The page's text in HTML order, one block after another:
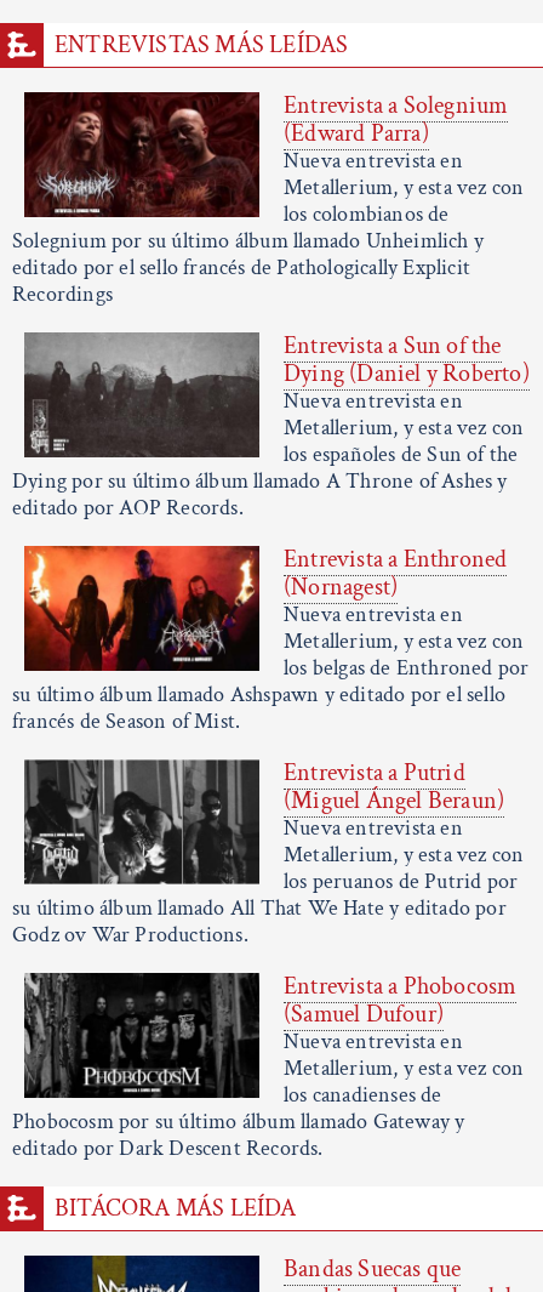
ENTREVISTAS MÁS LEÍDAS
Entrevista a Solegnium
(Edward Parra)
Nueva entrevista en
Metallerium, y esta vez con
los colombianos de
Solegnium por su último álbum llamado Unheimlich y
editado por el sello francés de Pathologically Explicit
Recordings
Entrevista a Sun of the
Dying (Daniel y Roberto)
Nueva entrevista en
Metallerium, y esta vez con
los españoles de Sun of the
Dying por su último álbum llamado A Throne of Ashes y
editado por AOP Records.
Entrevista a Enthroned
(Nornagest)
Nueva entrevista en
Metallerium, y esta vez con
los belgas de Enthroned por
su último álbum llamado Ashspawn y editado por el sello
francés de Season of Mist.
Entrevista a Putrid
(Miguel Ángel Beraun)
Nueva entrevista en
Metallerium, y esta vez con
los peruanos de Putrid por
su último álbum llamado All That We Hate y editado por
Godz ov War Productions.
Entrevista a Phobocosm
(Samuel Dufour)
Nueva entrevista en
Metallerium, y esta vez con
los canadienses de
Phobocosm por su último álbum llamado Gateway y
editado por Dark Descent Records.
BITÁCORA MÁS LEÍDA
Bandas Suecas que